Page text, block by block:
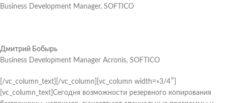
Business Development Manager, SOFTICO
Дмитрий Бобырь
Business Development Manager Acronis, SOFTICO
[/vc_column_text][/vc_column][vc_column width=»3/4″]
[vc_column_text]Сегодня возможности резервного копирования